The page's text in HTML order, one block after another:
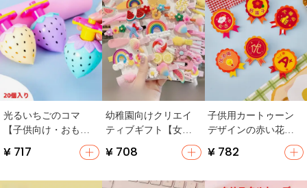
光るいちごのコマ
【子供向け・おもち
¥ 717
幼稚園向けクリエイ
ティブギフト【女児
向け・誕生日プレゼ
ント・実用的】
¥ 708
子供用カートゥーン
デザインの赤い花バ
ッジ【園児向け・開
学祝・小学生用ギフ
¥ 782